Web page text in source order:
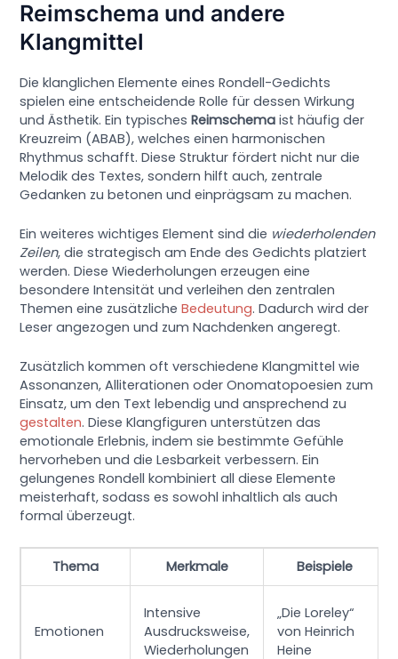
Reimschema und andere
Klangmittel
Die klanglichen Elemente eines Rondell-Gedichts
spielen eine entscheidende Rolle für dessen Wirkung
und Ästhetik. Ein typischesReimschema ist häufig der
Kreuzreim (ABAB), welches einen harmonischen
Rhythmus schafft. Diese Struktur fördert nicht nur die
Melodik des Textes, sondern hilft auch, zentrale
Gedanken zu betonen und einprägsam zu machen.
Ein weiteres wichtiges Element sind die wiederholenden
Zeilen, die strategisch am Ende des Gedichts platziert
werden. Diese Wiederholungen erzeugen eine
besondere Intensität und verleihen den zentralen
Themen eine zusätzlicheBedeutung. Dadurch wird der
Leser angezogen und zum Nachdenken angeregt.
Zusätzlich kommen oft verschiedene Klangmittel wie
Assonanzen, Alliterationen oder Onomatopoesien zum
Einsatz, um den Text lebendig und ansprechend zu
gestalten. Diese Klangfiguren unterstützen das
emotionale Erlebnis, indem sie bestimmte Gefühle
hervorheben und die Lesbarkeit verbessern. Ein
gelungenes Rondell kombiniert all diese Elemente
meisterhaft, sodass es sowohl inhaltlich als auch
formal überzeugt.
Thema Merkmale Beispiele
Emotionen
Intensive
Ausdrucksweise,
Wiederholungen
„Die Loreley“
von Heinrich
Heine